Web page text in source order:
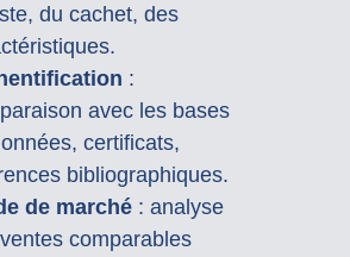
du cachet, des
:
avec les bases
certificats,
bibliographiques.
de marché: analyse
comparables